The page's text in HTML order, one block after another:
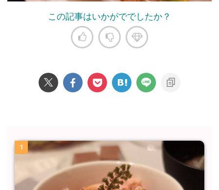
この記事はいかがででしたか？
1